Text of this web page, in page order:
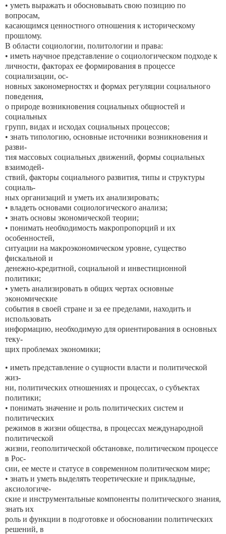
• уметь выражать и обосновывать свою позицию по
вопросам,
касающимся ценностного отношения к историческому
прошлому.
В области социологии, политологии и права:
• иметь научное представление о социологическом подходе к
личности, факторах ее формирования в процессе
социализации, ос-
новных закономерностях и формах регуляции социального
поведения,
о природе возникновения социальных общностей и
социальных
групп, видах и исходах социальных процессов;
• знать типологию, основные источники возникновения и
разви-
тия массовых социальных движений, формы социальных
взаимодей-
ствий, факторы социального развития, типы и структуры
социаль-
ных организаций и уметь их анализировать;
• владеть основами социологического анализа;
• знать основы экономической теории;
• понимать необходимость макропропорций и их
особенностей,
ситуации на макроэкономическом уровне, существо
фискальной и
денежно-кредитной, социальной и инвестиционной
политики;
• уметь анализировать в общих чертах основные
экономические
события в своей стране и за ее пределами, находить и
использовать
информацию, необходимую для ориентирования в основных
теку-
щих проблемах экономики;
• иметь представление о сущности власти и политической
жиз-
ни, политических отношениях и процессах, о субъектах
политики;
• понимать значение и роль политических систем и
политических
режимов в жизни общества, в процессах международной
политической
жизни, геополитической обстановке, политическом процессе
в Рос-
сии, ее месте и статусе в современном политическом мире;
• знать и уметь выделять теоретические и прикладные,
аксиологиче-
ские и инструментальные компоненты политического знания,
знать их
роль и функции в подготовке и обосновании политических
решений, в